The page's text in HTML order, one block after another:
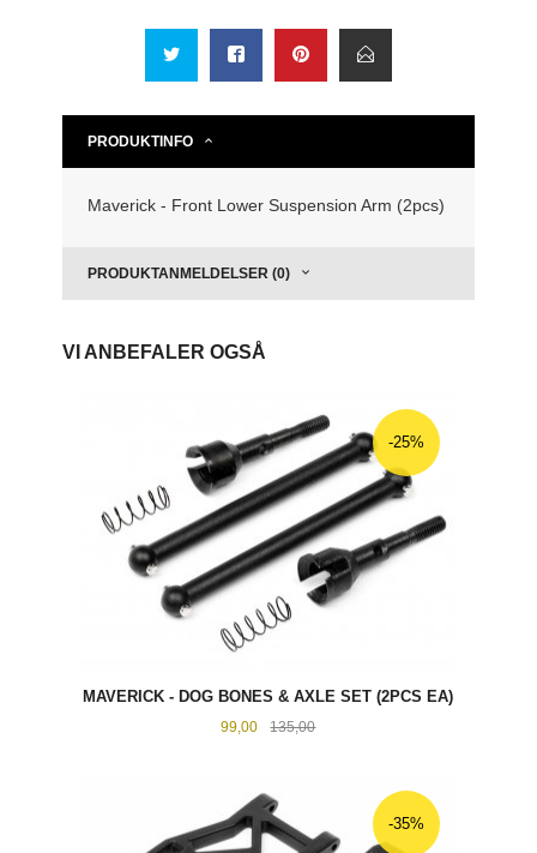
PRODUKTINFO
Maverick - Front Lower Suspension Arm (2pcs)
PRODUKTANMELDELSER (0)
VI ANBEFALER OGSÅ
MAVERICK - DOG BONES & AXLE SET (2PCS EA)
Tilbud
99,00 135,00Rabatt
-25%
-35%